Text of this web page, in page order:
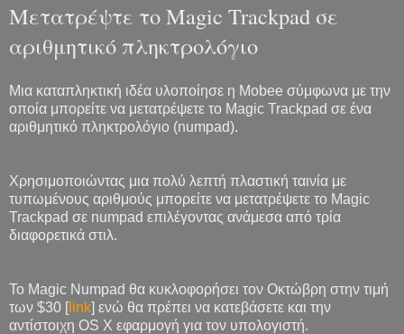
Μετατρέψτε το Magic Trackpad σε
αριθμητικό πληκτρολόγιο
Μια καταπληκτική ιδέα υλοποίησε η Mobee σύμφωνα με την
οποία μπορείτε να μετατρέψετε το Magic Trackpad σε ένα
αριθμητικό πληκτρολόγιο (numpad).
Χρησιμοποιώντας μια πολύ λεπτή πλαστική ταινία με
τυπωμένους αριθμούς μπορείτε να μετατρέψετε το Magic
Trackpad σε numpad επιλέγοντας ανάμεσα από τρία
διαφορετικά στιλ.
Το Magic Numpad θα κυκλοφορήσει τον Οκτώβρη στην τιμή
των $30 [link] ενώ θα πρέπει να κατεβάσετε και την
αντίστοιχη OS X εφαρμογή για τον υπολογιστή.